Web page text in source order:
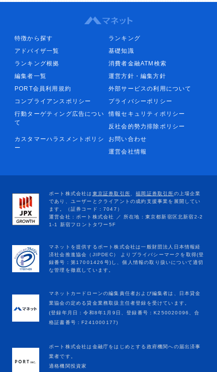
特徴から探す
ランキング
アドバイザ一覧
基礎知識
ランキング根拠
消費者金融ATM検索
編集者一覧
運営方針・編集方針
PORT会員利用規約
外部サービスの利用について
コンプライアンスポリシー
プライバシーポリシー
行動ターゲティング広告につい
て
情報セキュリティポリシー
反社会的勢力排除ポリシー
カスタマーハラスメントポリシ
ー
お問い合わせ
運営会社情報
マネットカードローンの編集責任者および編集者は、日本貸金
業協会の定める貸金業務取扱主任者登録を受けています。
(登録年月日：令和8年1月9日、登録番号：K250020096、合
格証書番号：F241000177)
ポート株式会社は金融庁をはじめとする政府機関への届出済事
業者です。
適格機関投資家